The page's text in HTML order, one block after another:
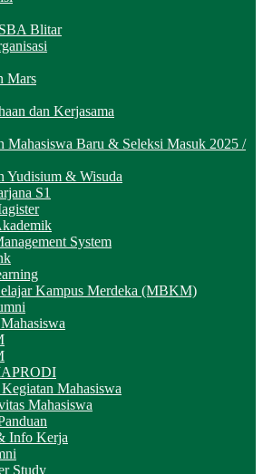
Blitar
Mars
dan Kerjasama
Mahasiswa Baru & Seleksi Masuk 2025 /
Yudisium & Wisuda
S1
System
Kampus Merdeka (MBKM)
Mahasiswa
Mahasiswa
Info Kerja
Study